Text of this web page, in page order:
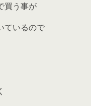
買う事が
ているので